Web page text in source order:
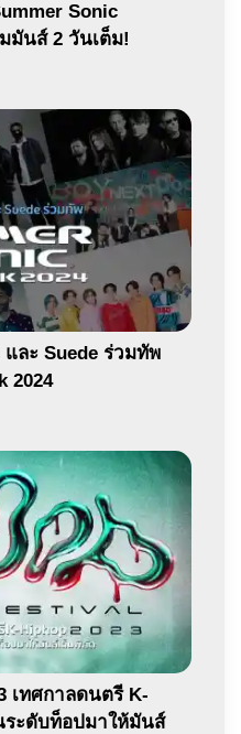
Sonic
มันส์ 2 วันเต็ม!
ละ Suede ร่วมทัพ
2024
เทศกาลดนตรี K-
ะดับท็อปมาให้มันส์